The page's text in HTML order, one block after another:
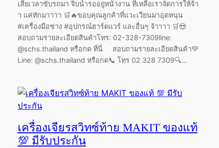
เสียเวลาขับรถมา จิบน้ำรออยู่หน้างาน ที่เหลือเราจัดการให้จ้า
า แค่ทักมาาาา 🛒🔥ขอบคุณลูกค้าที่แวะเวียนมาอุดหนุน
#เครื่องมือช่าง #อุปกรณ์ฮาร์ดแวร์ และอื่นๆ จ้าาาา 🛒😍
สอบถามรายละเอียดสินค้าโทร: 02-328-7309line:
@schs.thailand หรือกด ที่นี่ สอบถามรายละเอียดสินค้า💚
Line: @schs.thailand หรือกด📞 โทร 02 328 7309🔍…
เครื่องเจียรสวิทซ์ท้าย MAKIT ของแท้
💯 มีรับประกัน